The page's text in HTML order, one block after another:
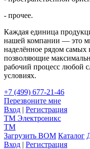
- прочее.
Каждая единица
нашей компании — это
наделённое рядом
позволяющие
рабочий процесс любой
условиях.
+7 (499) 677-21-46
Перезвоните мне
Вход | Регистрация
TM Электроникс
TM
Загрузить BOM Каталог
Вход | Регистрация